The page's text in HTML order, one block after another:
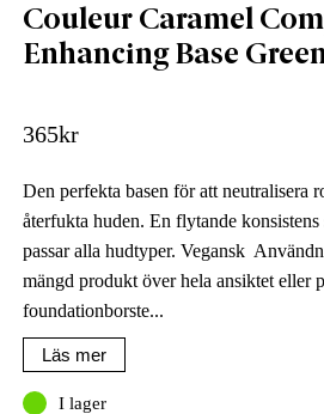
Couleur Caramel
Enhancing Base
365kr
Den perfekta basen för att neutralisera
återfukta huden. En flytande
passar alla hudtyper. Vegansk
mängd produkt över hela ansiktet eller
foundationborste...
Läs mer
I lager